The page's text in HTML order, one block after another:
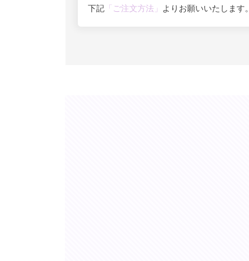
下記 「ご注文方法」 よりお願いいたします。